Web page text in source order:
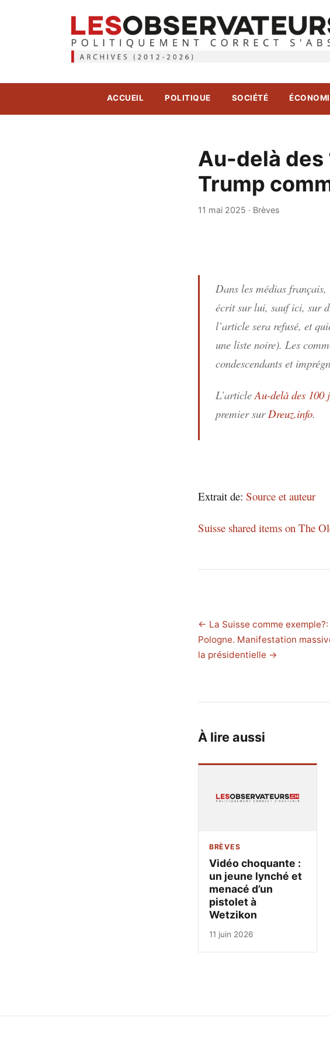
ACCUEIL POLITIQUE SOCIÉTÉ
Au-delà des
Trump
11 mai 2025 · Brèves
Dans les médias
écrit sur lui, sauf ici, sur
l’article sera refusé, et
une liste noire). Les
condescendants et
L’article Au-delà des 100
premier sur Dreuz.info.
Extrait de: Source et auteur
Suisse shared items on The
← La Suisse comme
Pologne. Manifestation
la présidentielle →
À lire aussi
BRÈVES
Vidéo choquante :
un jeune lynché et
menacé d’un
pistolet à
Wetzikon
11 juin 2026